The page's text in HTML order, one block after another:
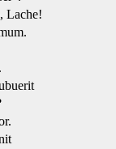
Lache!